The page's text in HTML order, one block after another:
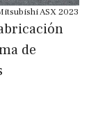
ASX 2023
de